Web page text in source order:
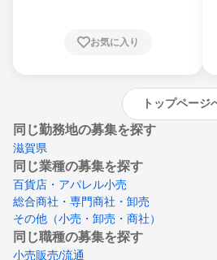
崎県、熊本県、大分県、宮崎県、鹿児島県、
お気に入り
トップページ
同じ勤務地の募集を探す
滋賀県
同じ業種の募集を探す
百貨店・アパレル小売
総合商社・専門商社・卸売
その他（小売・卸売・商社）
同じ職種の募集を探す
小売販売/流通